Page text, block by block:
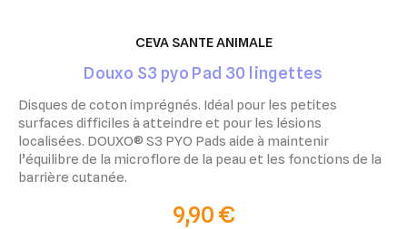
CEVA SANTE ANIMALE
Douxo S3 pyo Pad 30 lingettes
Disques de coton imprégnés. Idéal pour les petites
surfaces difficiles à atteindre et pour les lésions
localisées. DOUXO® S3 PYO Pads aide à maintenir
l’équilibre de la microflore de la peau et les fonctions de la
barrière cutanée.
9,90 €